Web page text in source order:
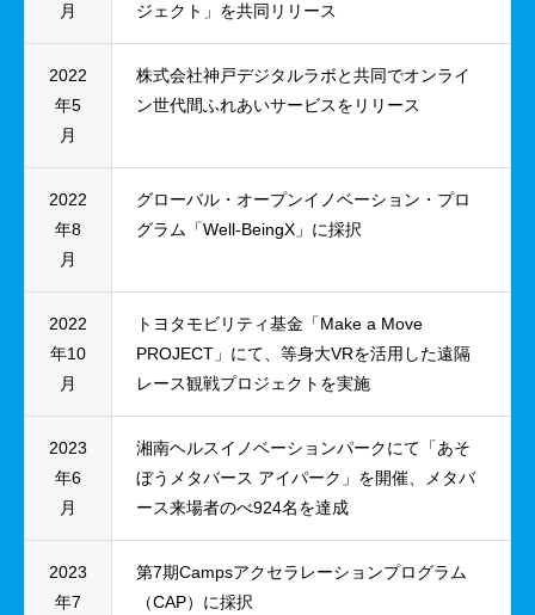
月
ジェクト」を共同リリース
2022
年5
月
株式会社神戸デジタルラボと共同でオンライ
ン世代間ふれあいサービスをリリース
2022
年8
月
グローバル・オープンイノベーション・プロ
グラム「Well-BeingX」に採択
2022
年10
月
トヨタモビリティ基金「Make a Move
PROJECT」にて、等身大VRを活用した遠隔
レース観戦プロジェクトを実施
2023
年6
月
湘南ヘルスイノベーションパークにて「あそ
ぼうメタバース アイパーク」を開催、メタバ
ース来場者のべ924名を達成
2023
年7
第7期Campsアクセラレーションプログラム
（CAP）に採択